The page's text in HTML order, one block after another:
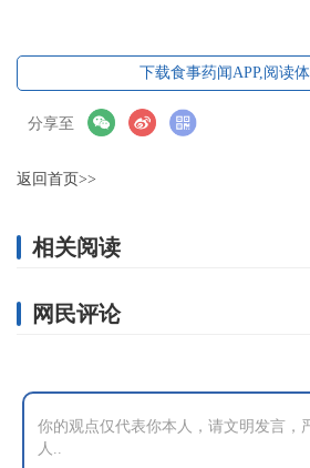
下载食事药闻APP,阅读
分享至
返回首页>>
相关阅读
网民评论